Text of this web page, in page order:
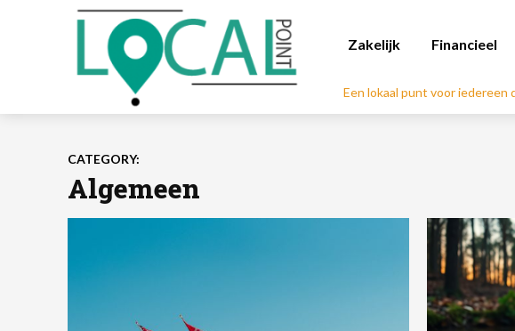
Zakelijk Financieel
Een lokaal punt voor iedereen
CATEGORY:
Algemeen